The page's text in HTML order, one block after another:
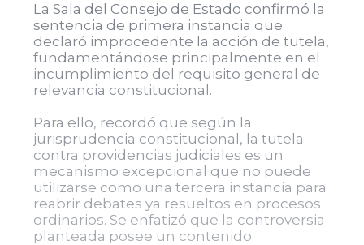
La Sala del Consejo de Estado confirmó la
sentencia de primera instancia que
declaró improcedente la acción de tutela,
fundamentándose principalmente en el
incumplimiento del requisito general de
relevancia constitucional.
Para ello, recordó que según la
jurisprudencia constitucional, la tutela
contra providencias judiciales es un
mecanismo excepcional que no puede
utilizarse como una tercera instancia para
reabrir debates ya resueltos en procesos
ordinarios. Se enfatizó que la controversia
planteada posee un contenido